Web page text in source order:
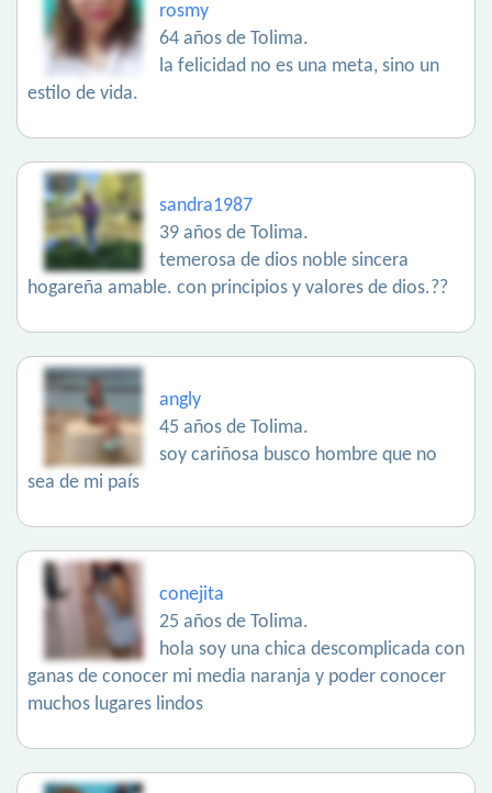
rosmy
64 años de Tolima.
la felicidad no es una meta, sino un
estilo de vida.
sandra1987
39 años de Tolima.
temerosa de dios noble sincera
hogareña amable. con principios y valores de dios.??
angly
45 años de Tolima.
soy cariñosa busco hombre que no
sea de mi país
conejita
25 años de Tolima.
hola soy una chica descomplicada con
ganas de conocer mi media naranja y poder conocer
muchos lugares lindos